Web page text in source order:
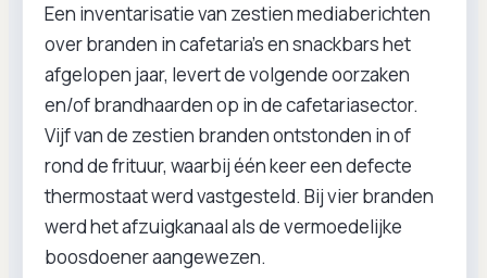
Een inventarisatie van zestien mediaberichten
over branden in cafetaria’s en snackbars het
afgelopen jaar, levert de volgende oorzaken
en/of brandhaarden op in de cafetariasector.
Vijf van de zestien branden ontstonden in of
rond de frituur, waarbij één keer een defecte
thermostaat werd vastgesteld. Bij vier branden
werd het afzuigkanaal als de vermoedelijke
boosdoener aangewezen.